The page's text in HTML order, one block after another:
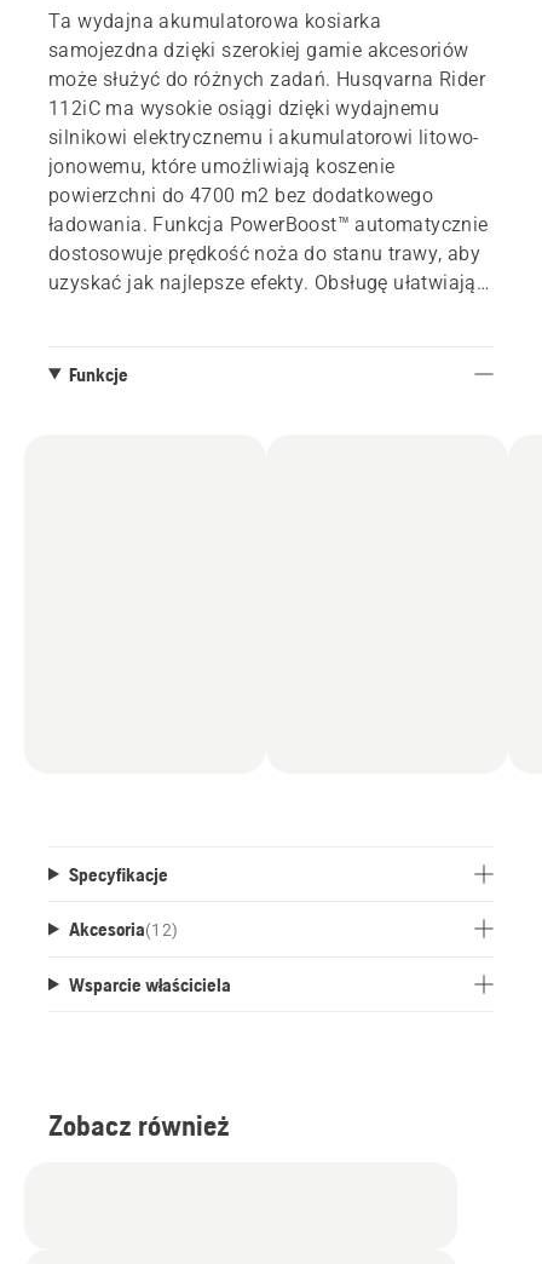
Ta wydajna akumulatorowa kosiarka
samojezdna dzięki szerokiej gamie akcesoriów
może służyć do różnych zadań. Husqvarna Rider
112iC ma wysokie osiągi dzięki wydajnemu
silnikowi elektrycznemu i akumulatorowi litowo-
jonowemu, które umożliwiają koszenie
powierzchni do 4700 m2 bez dodatkowego
ładowania. Funkcja PowerBoost™ automatycznie
dostosowuje prędkość noża do stanu trawy, aby
uzyskać jak najlepsze efekty. Obsługę ułatwiają
wykonywanie nawet ciasnych zakrętów podczas
Funkcje
Specyfikacje
Akcesoria(12)
Wsparcie właściciela
Zobacz również